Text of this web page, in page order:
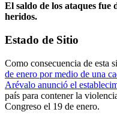
El saldo de los ataques fue
heridos.
Estado de Sitio
Como consecuencia de esta
de enero por medio de una
Arévalo anunció el
país para contener la
Congreso el 19 de enero.